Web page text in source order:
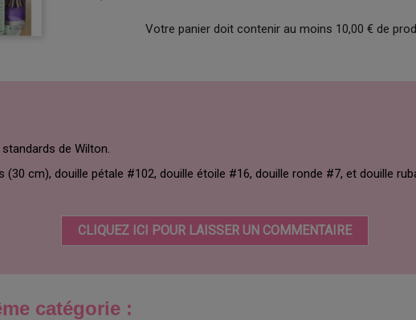
Votre panier doit contenir au moins 10,00 € de
de Wilton.
(30 cm), douille pétale #102, douille étoile #16, douille ronde #7, et douille
CLIQUEZ ICI POUR LAISSER UN COMMENTAIRE
catégorie :